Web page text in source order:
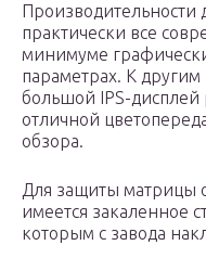
Производительности
практически все
минимуме
параметрах. К
большой IPS-
отличной
обзора.
Для защиты матрицы
имеется закаленное
которым с завода